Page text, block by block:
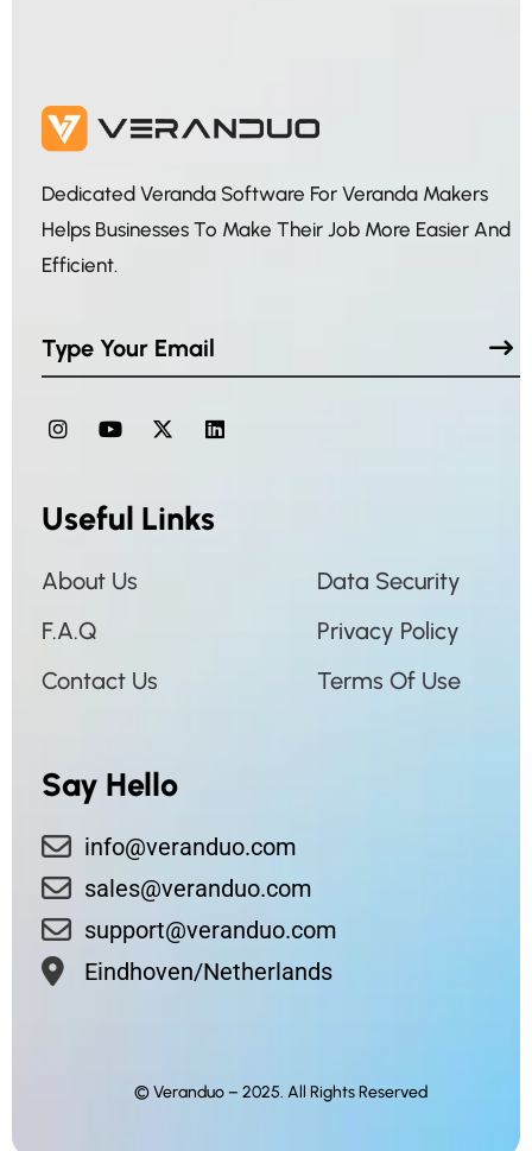
Dedicated Veranda Software For Veranda Makers
Helps Businesses To Make Their Job More Easier And
Efficient.
Useful Links
About Us
Data Security
F.A.Q
Privacy Policy
Contact Us
Terms Of Use
Say Hello
info@veranduo.com
sales@veranduo.com
support@veranduo.com
Eindhoven/Netherlands
© Veranduo – 2025. All Rights Reserved